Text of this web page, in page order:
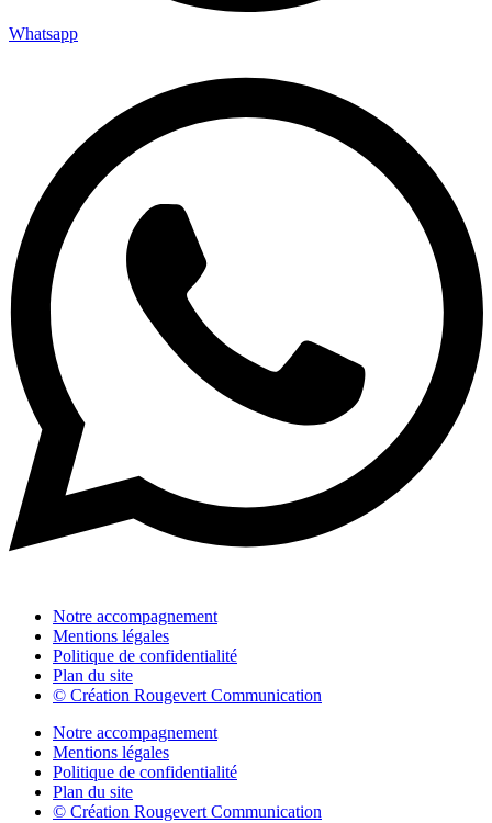
Whatsapp
Notre accompagnement
Mentions légales
Politique de confidentialité
Plan du site
© Création Rougevert Communication
Notre accompagnement
Mentions légales
Politique de confidentialité
Plan du site
© Création Rougevert Communication